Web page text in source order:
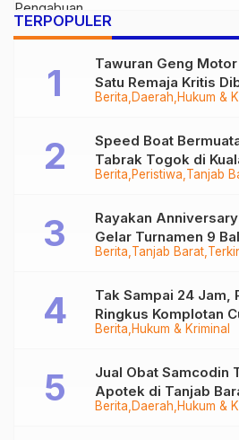
TERPOPULER
Berita Daerah Hukum &
Tawuran Geng
Satu Remaja Kritis
Ditangkap
Berita Peristiwa Tanjab
Speed Boat
Tabrak Togok di
Sempat Hilang
Berita Tanjab Barat
Rayakan
Gelar Turnamen 9
Juta
Berita Hukum & Kriminal
Tak Sampai 24 Jam,
Ringkus Komplotan
Tungkal
Berita Daerah Hukum &
Jual Obat Samcodin
Apotek di Tanjab